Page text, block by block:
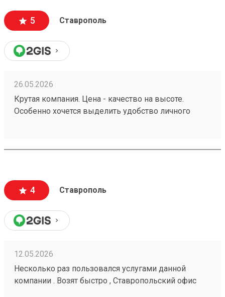
5 Ставрополь
26.05.2026
Крутая компания. Цена - качество на высоте.
Особенно хочется выделить удобство личного
4 Ставрополь
12.05.2026
Несколько раз пользовался услугами данной
компании . Возят быстро , Ставропольский офис